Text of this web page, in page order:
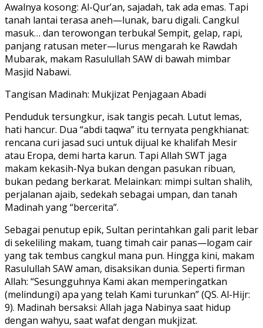
Awalnya kosong: Al-Qur’an, sajadah, tak ada emas. Tapi
tanah lantai terasa aneh—lunak, baru digali. Cangkul
masuk… dan terowongan terbuka! Sempit, gelap, rapi,
panjang ratusan meter—lurus mengarah ke Rawdah
Mubarak, makam Rasulullah SAW di bawah mimbar
Masjid Nabawi.
Tangisan Madinah: Mukjizat Penjagaan Abadi
Penduduk tersungkur, isak tangis pecah. Lutut lemas,
hati hancur. Dua “abdi taqwa” itu ternyata pengkhianat:
rencana curi jasad suci untuk dijual ke khalifah Mesir
atau Eropa, demi harta karun. Tapi Allah SWT jaga
makam kekasih-Nya bukan dengan pasukan ribuan,
bukan pedang berkarat. Melainkan: mimpi sultan shalih,
perjalanan ajaib, sedekah sebagai umpan, dan tanah
Madinah yang “bercerita”.
Sebagai penutup epik, Sultan perintahkan gali parit lebar
di sekeliling makam, tuang timah cair panas—logam cair
yang tak tembus cangkul mana pun. Hingga kini, makam
Rasulullah SAW aman, disaksikan dunia. Seperti firman
Allah: “Sesungguhnya Kami akan memperingatkan
(melindungi) apa yang telah Kami turunkan” (QS. Al-Hijr:
9). Madinah bersaksi: Allah jaga Nabinya saat hidup
dengan wahyu, saat wafat dengan mukjizat.